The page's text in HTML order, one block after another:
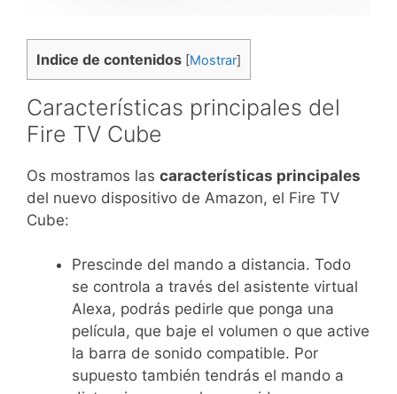
Indice de contenidos [Mostrar]
Características principales del
Fire TV Cube
Os mostramos las características principales
del nuevo dispositivo de Amazon, el Fire TV
Cube:
Prescinde del mando a distancia. Todo
se controla a través del asistente virtual
Alexa, podrás pedirle que ponga una
película, que baje el volumen o que active
la barra de sonido compatible. Por
supuesto también tendrás el mando a